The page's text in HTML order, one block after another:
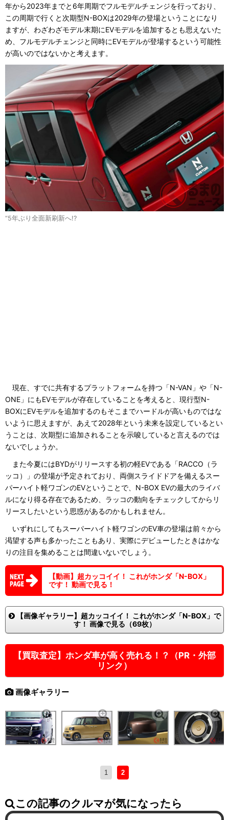
年から2023年までと6年周期でフルモデルチェンジを行っており、
この周期で行くと次期型N-BOXは2029年の登場ということになり
ますが、わざわざモデル末期にEVモデルを追加するとも思えないた
め、フルモデルチェンジと同時にEVモデルが登場するという可能性
が高いのではないかと考えます。
“5年ぶり全面新刷新へ!?
現在、すでに共有するプラットフォームを持つ「N-VAN」や「N-
ONE」にもEVモデルが存在していることを考えると、現行型N-
BOXにEVモデルを追加するのもそこまでハードルが高いものではな
いように思えますが、あえて2028年という未来を設定しているとい
うことは、次期型に追加されることを示唆していると言えるのでは
ないでしょうか。
また今夏にはBYDがリリースする初の軽EVである「RACCO（ラ
ッコ）」の登場が予定されており、両側スライドドアを備えるスー
パーハイト軽ワゴンのEVということで、N-BOX EVの最大のライバ
ルになり得る存在であるため、ラッコの動向をチェックしてからリ
リースしたいという思惑があるのかもしれません。
いずれにしてもスーパーハイト軽ワゴンのEV車の登場は前々から
渇望する声も多かったこともあり、実際にデビューしたときはかな
りの注目を集めることは間違いないでしょう。
【動画】超カッコイイ！ これがホンダ「N-BOX」
です！ 動画で見る！
【画像ギャラリー】超カッコイイ！ これがホンダ「N-BOX」で
す！ 画像で見る（69枚）
【買取査定】ホンダ車が高く売れる！？（PR・外部
リンク）
画像ギャラリー
1 2
この記事のクルマが気になったら